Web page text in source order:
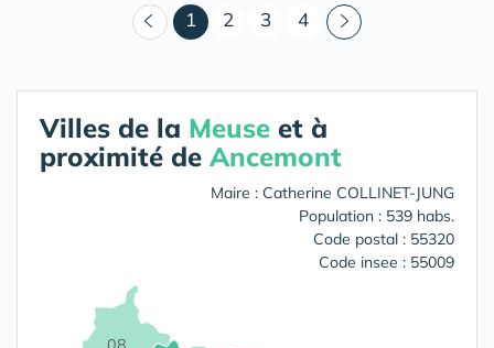
1 (courant)
2 3 4
Villes de la Meuse et à
proximité de Ancemont
Maire : Catherine COLLINET-JUNG
Population : 539 habs.
Code postal : 55320
Code insee : 55009